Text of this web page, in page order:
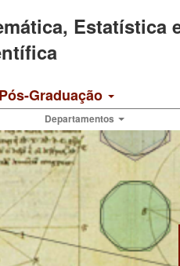
Estatística
Pós-Graduação
Departamentos